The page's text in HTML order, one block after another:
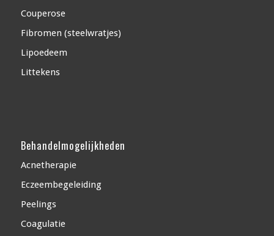
Couperose
Fibromen (steelwratjes)
Lipoedeem
Littekens
Behandelmogelijkheden
Acnetherapie
Eczeembegeleiding
Peelings
Coagulatie